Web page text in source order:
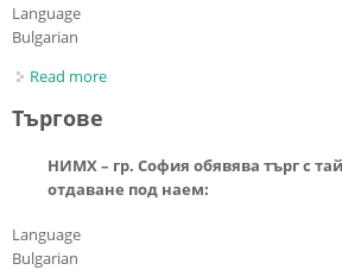
Language
Bulgarian
Read more
Търгове
НИМХ – гр. София обявява търг с
отдаване под наем:
Language
Bulgarian